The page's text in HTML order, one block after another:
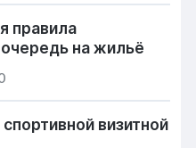
правила
на жильё
визитной